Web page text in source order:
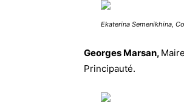
Ekaterina Semenikhina,
Georges Marsan,
Principauté.